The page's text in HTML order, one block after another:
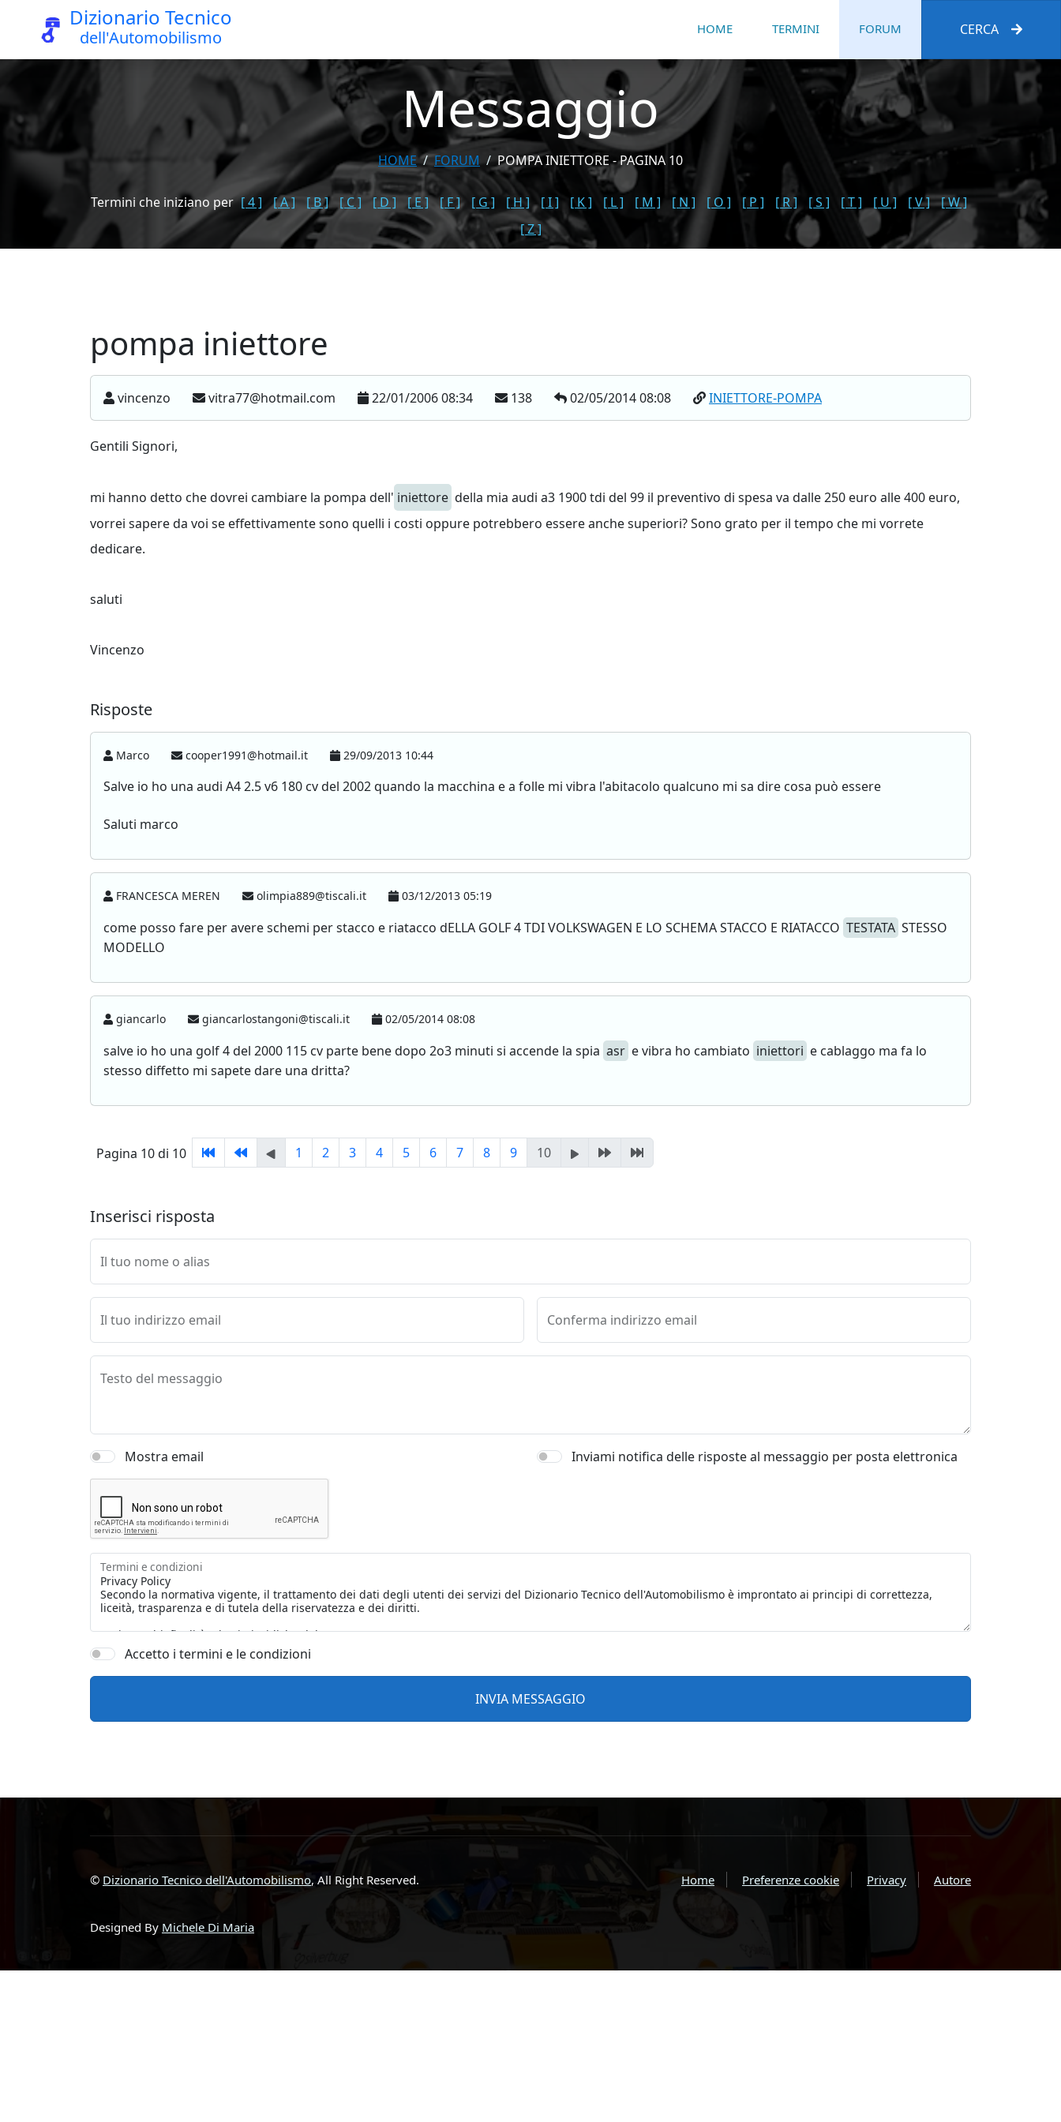
Dizionario Tecnico
dell'Automobilismo HOME TERMINI FORUM CERCA
Messaggio
HOME FORUM POMPA INIETTORE - PAGINA 10
Termini che iniziano per [ 4 ] [ A ] [ B ] [ C ] [ D ] [ E ] [ F ] [ G ] [ H ] [ I ] [ K ] [ L ] [ M ] [ N ] [ O ] [ P ] [ R ] [ S ] [ T ] [ U ] [ V ]
[ W ]
[ Z ]
pompa iniettore
vincenzo vitra77@hotmail.com 22/01/2006 08:34 138 02/05/2014 08:08 INIETTORE-POMPA
Gentili Signori,
mi hanno detto che dovrei cambiare la pompa dell' iniettore della mia audi a3 1900 tdi del 99 il preventivo di spesa va dalle 250 euro alle 400 euro,
vorrei sapere da voi se effettivamente sono quelli i costi oppure potrebbero essere anche superiori? Sono grato per il tempo che mi vorrete
dedicare.
saluti
Vincenzo
Risposte
Marco cooper1991@hotmail.it 29/09/2013 10:44
Salve io ho una audi A4 2.5 v6 180 cv del 2002 quando la macchina e a folle mi vibra l'abitacolo qualcuno mi sa dire cosa può essere
Saluti marco
FRANCESCA MEREN olimpia889@tiscali.it 03/12/2013 05:19
come posso fare per avere schemi per stacco e riatacco dELLA GOLF 4 TDI VOLKSWAGEN E LO SCHEMA STACCO E RIATACCO TESTATA STESSO
MODELLO
giancarlo giancarlostangoni@tiscali.it 02/05/2014 08:08
salve io ho una golf 4 del 2000 115 cv parte bene dopo 2o3 minuti si accende la spia asr e vibra ho cambiato iniettori e cablaggo ma fa lo
stesso diffetto mi sapete dare una dritta?
Pagina 10 di 10 1 2 3 4 5 6 7 8 9 10
Inserisci risposta
Il tuo nome o alias
Il tuo indirizzo email Conferma indirizzo email
Testo del messaggio
Mostra email Inviami notifica delle risposte al messaggio per posta elettronica
Termini e condizioni
Accetto i termini e le condizioni
© Dizionario Tecnico dell'Automobilismo, All Right Reserved.
Designed By Michele Di Maria
Home Preferenze cookie Privacy Autore